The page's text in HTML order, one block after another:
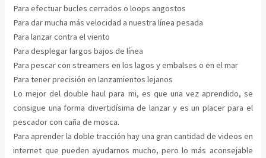
Para efectuar bucles cerrados o loops angostos
Para dar mucha más velocidad a nuestra línea pesada
Para lanzar contra el viento
Para desplegar largos bajos de línea
Para pescar con streamers en los lagos y embalses o en el mar
Para tener precisión en lanzamientos lejanos
Lo mejor del double haul para mi, es que una vez aprendido, se
consigue una forma divertidísima de lanzar y es un placer para el
pescador con caña de mosca.
Para aprender la doble tracción hay una gran cantidad de videos en
internet que pueden ayudarnos mucho, pero lo más aconsejable